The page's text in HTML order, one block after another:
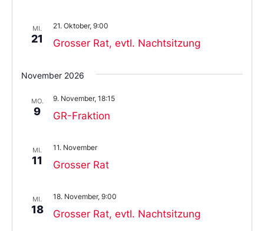
MI.
21 Grosser Rat, evtl. Nachtsitzung
21. Oktober, 9:00
November 2026
MO.
9 GR-Fraktion
9. November, 18:15
MI.
11 Grosser Rat
11. November
MI.
18 Grosser Rat, evtl. Nachtsitzung
18. November, 9:00